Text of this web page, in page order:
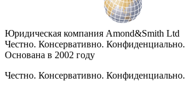
Юридическая компания Amond&Smith Ltd
Честно. Консервативно. Конфиденциально.
Основана в 2002 году
Честно. Консервативно. Конфиденциально.